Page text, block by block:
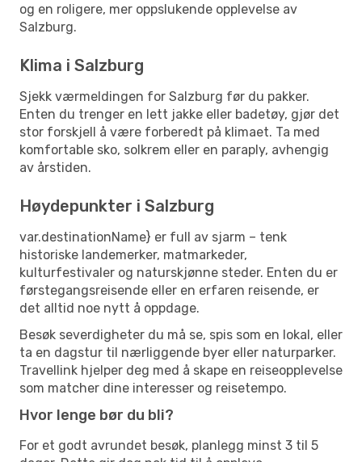
og en roligere, mer oppslukende opplevelse av
Salzburg.
Klima i Salzburg
Sjekk værmeldingen for Salzburg før du pakker.
Enten du trenger en lett jakke eller badetøy, gjør det
stor forskjell å være forberedt på klimaet. Ta med
komfortable sko, solkrem eller en paraply, avhengig
av årstiden.
Høydepunkter i Salzburg
var.destinationName} er full av sjarm – tenk
historiske landemerker, matmarkeder,
kulturfestivaler og naturskjønne steder. Enten du er
førstegangsreisende eller en erfaren reisende, er
det alltid noe nytt å oppdage.
Besøk severdigheter du må se, spis som en lokal, eller
ta en dagstur til nærliggende byer eller naturparker.
Travellink hjelper deg med å skape en reiseopplevelse
som matcher dine interesser og reisetempo.
Hvor lenge bør du bli?
For et godt avrundet besøk, planlegg minst 3 til 5